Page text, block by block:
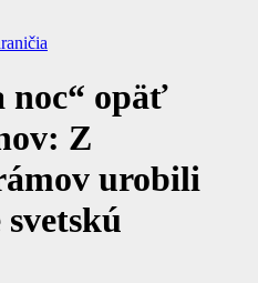
noc“ opäť
Z
urobili